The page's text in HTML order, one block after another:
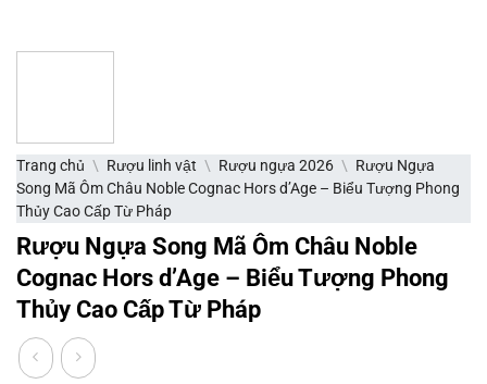
Trang chủ \ Rượu linh vật \ Rượu ngựa 2026 \ Rượu Ngựa
Song Mã Ôm Châu Noble Cognac Hors d’Age – Biểu Tượng Phong
Thủy Cao Cấp Từ Pháp
Rượu Ngựa Song Mã Ôm Châu Noble
Cognac Hors d’Age – Biểu Tượng Phong
Thủy Cao Cấp Từ Pháp